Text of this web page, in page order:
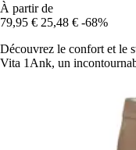
À partir de
79,95 € 25,48 € -68%
Découvrez le confort et le
Vita 1Ank, un